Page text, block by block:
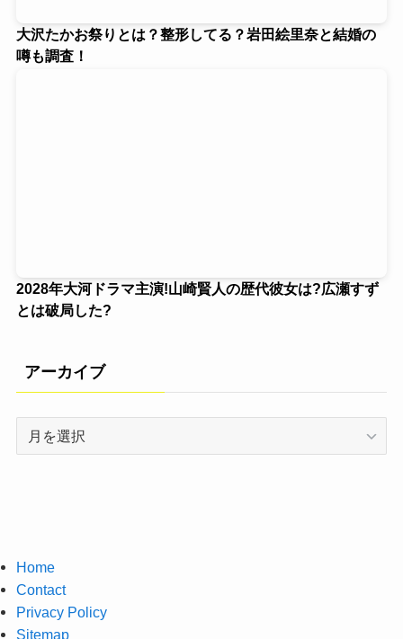
大沢たかお祭りとは？整形してる？岩田絵里奈と結婚の
噂も調査！
2028年大河ドラマ主演!山崎賢人の歴代彼女は?広瀬すず
とは破局した?
アーカイブ
Home
Contact
Privacy Policy
Sitemap